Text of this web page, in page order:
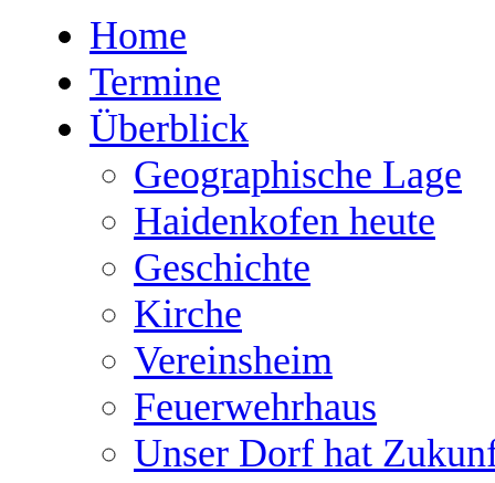
Home
Termine
Überblick
Geographische Lage
Haidenkofen heute
Geschichte
Kirche
Vereinsheim
Feuerwehrhaus
Unser Dorf hat